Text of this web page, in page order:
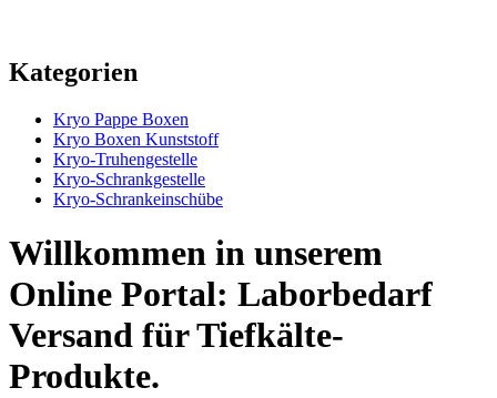
Kategorien
Kryo Pappe Boxen
Kryo Boxen Kunststoff
Kryo-Truhengestelle
Kryo-Schrankgestelle
Kryo-Schrankeinschübe
Willkommen in unserem
Online Portal: Laborbedarf
Versand für Tiefkälte-
Produkte.